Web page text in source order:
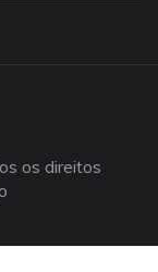
os direitos